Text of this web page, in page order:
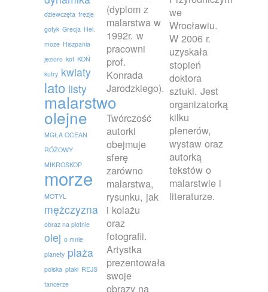
dziewczęta frezje
gotyk Grecja Hel.
moze Hiszpania
jezioro kot KOŃ
kutry kwiaty
lato listy
malarstwo
olejne
MGŁA OCEAN
RÓŻOWY
MIKROSKOP
morze
MOTYL
mężczyzna
obraz na plotnie
olej o mnie
planety plaża
polska ptaki REJS
tancerze
(dyplom z
malarstwa w
1992r. w
pracowni
prof.
Konrada
Jarodzkiego).
Twórczość
autorki
obejmuje
sferę
zarówno
malarstwa,
rysunku, jak
i kolażu
oraz
fotografii.
Artystka
prezentowała
swoje
obrazy na
we
Wrocławiu.
W 2006 r.
uzyskała
stopień
doktora
sztuki. Jest
organizatorką
kilku
plenerów,
wystaw oraz
autorką
tekstów o
malarstwie i
literaturze.